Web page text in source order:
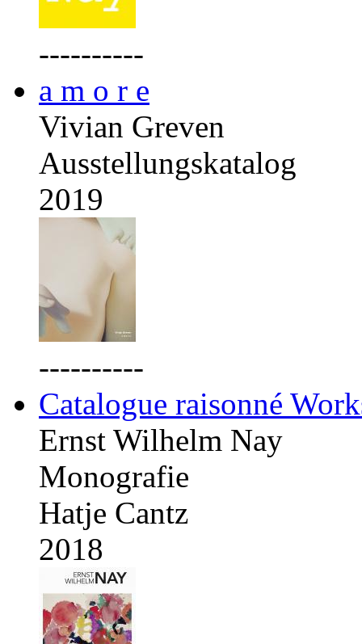
----------
a m o r e
Vivian Greven
Ausstellungskatalog
2019
----------
Catalogue raisonné
Ernst Wilhelm Nay
Monografie
Hatje Cantz
2018